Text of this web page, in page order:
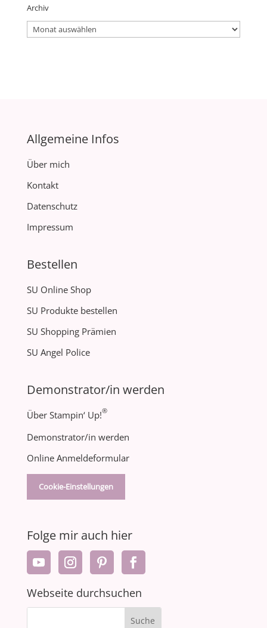
Archiv
Archiv
Allgemeine Infos
Über mich
Kontakt
Datenschutz
Impressum
Bestellen
SU Online Shop
SU Produkte bestellen
SU Shopping Prämien
SU Angel Police
Demonstrator/in werden
Über Stampin‘ Up!®
Demonstrator/in werden
Online Anmeldeformular
Cookie-Einstellungen
Folge mir auch hier
Webseite durchsuchen